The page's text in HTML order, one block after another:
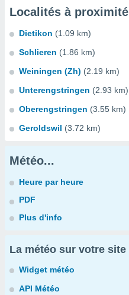
Localités à proximité
Dietikon (1.09 km)
Schlieren (1.86 km)
Weiningen (Zh) (2.19 km)
Unterengstringen (2.93 km)
Oberengstringen (3.55 km)
Geroldswil (3.72 km)
Météo...
Heure par heure
PDF
Plus d'info
La météo sur votre site
Widget météo
API Météo